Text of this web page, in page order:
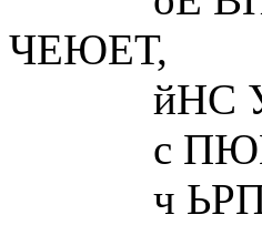
ЧЕЮЕТ,
йНС
с
ч